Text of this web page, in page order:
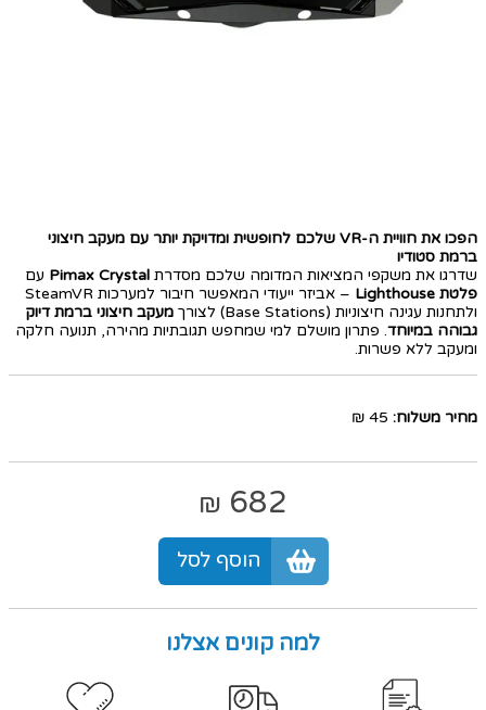
הפכו את חוויית ה-VR שלכם לחופשית ומדויקת יותר עם מעקב חיצוני
ברמת סטודיו
שדרגו את משקפי המציאות המדומה שלכם מסדרת Pimax Crystal עם
פלטת Lighthouse
– אביזר ייעודי המאפשר חיבור למערכות SteamVR
ולתחנות עגינה חיצוניות (Base Stations) לצורך
מעקב חיצוני ברמת דיוק
גבוהה במיוחד. פתרון מושלם למי שמחפש תגובתיות מהירה, תנועה חלקה
ומעקב ללא פשרות.
מחיר משלוח: 45 ₪
682
₪
הוסף לסל
למה קונים אצלנו